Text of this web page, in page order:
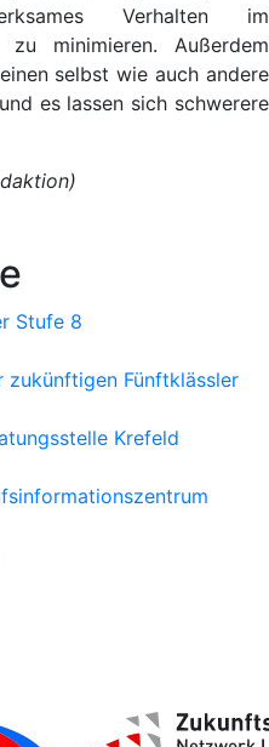
Verhalten im
zu minimieren. Außerdem
selbst wie auch andere
es lassen sich schwerere
Stufe 8
zukünftigen Fünftklässler
Krefeld